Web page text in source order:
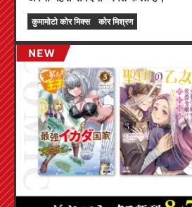
कुमामोटो कोर मिक्स कोर मिश्रण